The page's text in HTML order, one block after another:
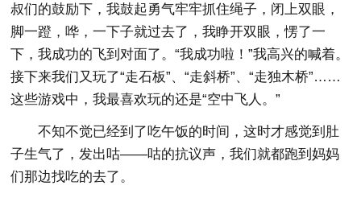
叔们的鼓励下，我鼓起勇气牢牢抓住绳子，闭上双眼，
脚一蹬，哗，一下子就过去了，我睁开双眼，愣了一
下，我成功的飞到对面了。“我成功啦！”我高兴的喊着。
接下来我们又玩了“走石板”、“走斜桥”、“走独木桥”……
这些游戏中，我最喜欢玩的还是“空中飞人。”
不知不觉已经到了吃午饭的时间，这时才感觉到肚
子生气了，发出咕——咕的抗议声，我们就都跑到妈妈
们那边找吃的去了。